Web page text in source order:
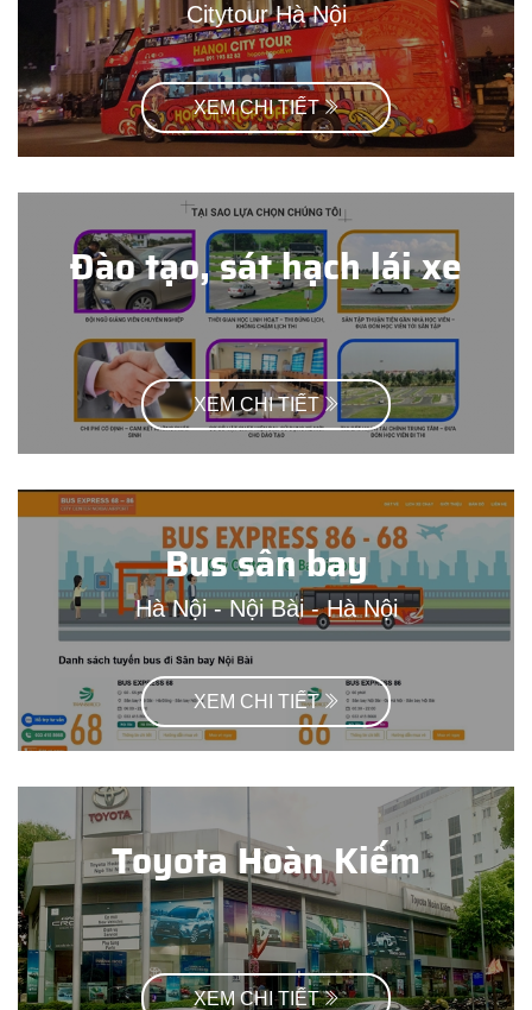
Citytour Hà Nội
XEM CHI TIẾT
Đào tạo, sát hạch lái xe
XEM CHI TIẾT
Bus sân bay
Hà Nội - Nội Bài - Hà Nội
XEM CHI TIẾT
Toyota Hoàn Kiếm
XEM CHI TIẾT